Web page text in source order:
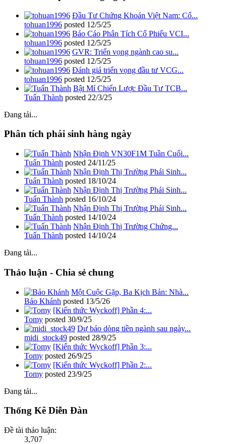
Đầu Tư Chứng Khoán Việt Nam: Cổ...
tohuan1996 posted 12/5/25
Báo Cáo Phân Tích Cổ Phiếu VCI...
tohuan1996 posted 12/5/25
GVR: Triển vọng ngành cao su...
tohuan1996 posted 12/5/25
Đánh giá triển vọng đầu tư VCG...
tohuan1996 posted 12/5/25
Bật Mí Chiến Lược Đầu Tư TCB...
Tuấn Thành posted 22/3/25
Đang tải...
Phân tích phái sinh hàng ngày
Nhận Định VN30F1M Tuần Cuối...
Tuấn Thành posted 24/11/25
Nhận Định Thị Trường Phái Sinh...
Tuấn Thành posted 18/10/24
Nhận Định Thị Trường Phái Sinh...
Tuấn Thành posted 16/10/24
Nhận Định Thị Trường Phái Sinh...
Tuấn Thành posted 14/10/24
Nhận Định Thị Trường Chứng...
Tuấn Thành posted 14/10/24
Đang tải...
Thảo luận - Chia sẻ chung
Một Cuộc Gặp, Ba Kịch Bản: Nhà...
Bảo Khánh posted 13/5/26
[Kiến thức Wyckoff] Phần 4:...
Tomy posted 30/9/25
Dự báo dòng tiền ngành sau ngày...
midi_stock49 posted 28/9/25
[Kiến thức Wyckoff] Phần 3:...
Tomy posted 26/9/25
[Kiến thức Wyckoff] Phần 2:...
Tomy posted 23/9/25
Đang tải...
Thống Kê Diễn Đàn
Đề tài thảo luận:
3,707